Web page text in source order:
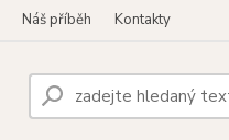
Náš příběh Kontakty